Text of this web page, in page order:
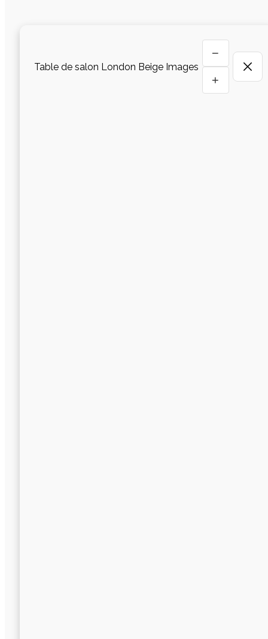
Table de salon London Beige Images
−
+